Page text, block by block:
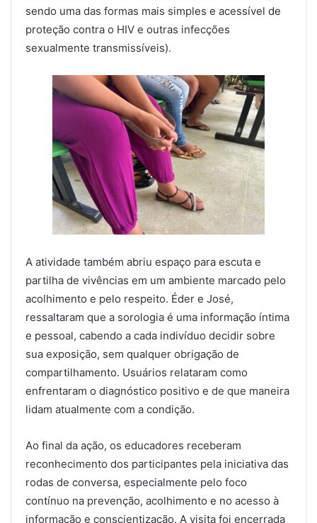
sendo uma das formas mais simples e acessível de
proteção contra o HIV e outras infecções
sexualmente transmissíveis).
A atividade também abriu espaço para escuta e
partilha de vivências em um ambiente marcado pelo
acolhimento e pelo respeito. Éder e José,
ressaltaram que a sorologia é uma informação íntima
e pessoal, cabendo a cada indivíduo decidir sobre
sua exposição, sem qualquer obrigação de
compartilhamento. Usuários relataram como
enfrentaram o diagnóstico positivo e de que maneira
lidam atualmente com a condição.
Ao final da ação, os educadores receberam
reconhecimento dos participantes pela iniciativa das
rodas de conversa, especialmente pelo foco
contínuo na prevenção, acolhimento e no acesso à
informação e conscientização. A visita foi encerrada